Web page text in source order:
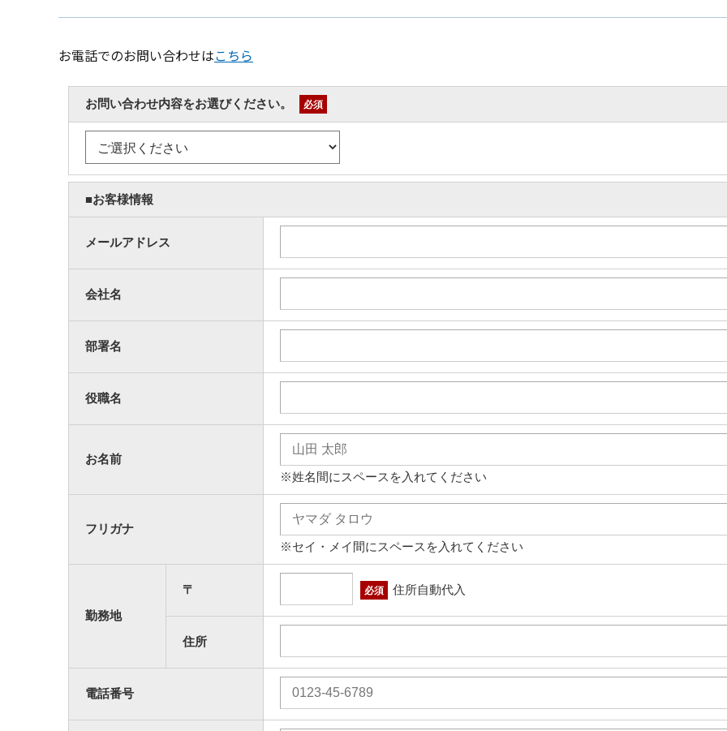
お電話でのお問い合わせはこちら
お問い合わせ内容をお選びください。 必須
■お客様情報
メールアドレス
会社名
部署名
役職名
お名前
※姓名間にスペースを入れてください
フリガナ
※セイ・メイ間にスペースを入れてください
勤務地
〒 必須 住所自動代入
住所
電話番号